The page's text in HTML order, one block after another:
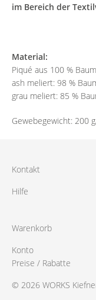
im Bereich der
Material:
Piqué aus 100 %
ash meliert: 98 %
grau meliert: 85 %
Gewebegewicht: 200
Kontakt
Hilfe
Warenkorb
Konto
Preise / Rabatte
© 2026 WORKS